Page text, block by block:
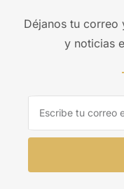
Déjanos tu correo
y noticias